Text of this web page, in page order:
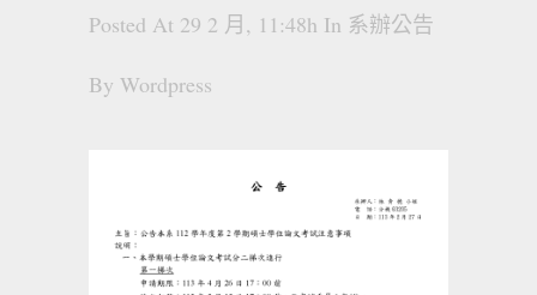
Posted At 29 2 月, 11:48h In 系辦公告
By Wordpress